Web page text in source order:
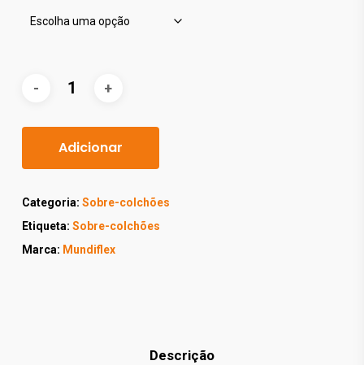
Adicionar
Categoria: Sobre-colchões
Etiqueta: Sobre-colchões
Marca: Mundiflex
Descrição